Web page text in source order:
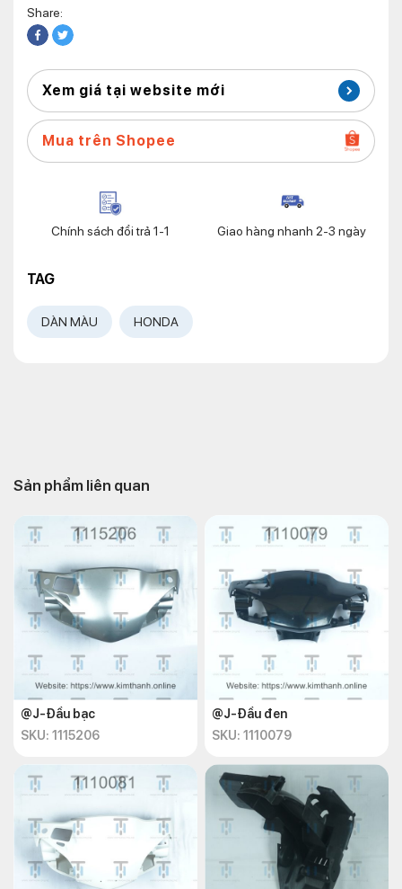
Share:
Xem giá tại website mới
Mua trên Shopee
Chính sách đổi trả 1-1 Giao hàng nhanh 2-3 ngày
TAG
DÀN MÀU HONDA
Sản phẩm liên quan
@J-Đầu bạc
SKU: 1115206
@J-Đầu đen
SKU: 1110079